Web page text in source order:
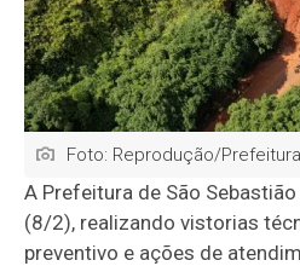
Foto: Reprodução/
A Prefeitura de São
(8/2), realizando vistorias
preventivo e ações de